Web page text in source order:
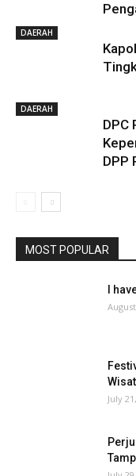
DAERAH
DAERAH
DPC
DPP
MOST POPULAR
I
July